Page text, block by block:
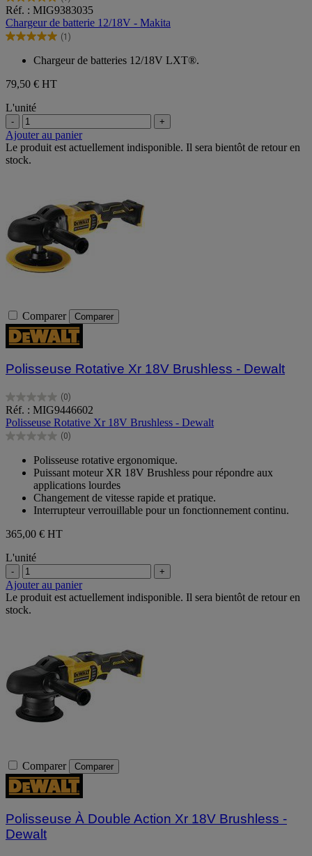
5.0
sur
5
étoiles.
avis
Réf. : MIG9383035
Chargeur de batterie 12/18V - Makita
(1)
5.0
étoiles.
avis
Chargeur de batteries 12/18V LXT®.
79,50 € HT
L'unité
- +
Ajouter au panier
Le produit est actuellement indisponible. Il sera bientôt de retour en
stock.
Comparer Comparer
Polisseuse Rotative Xr 18V Brushless - Dewalt
(0)
0.0
sur
5
étoiles.
Réf. : MIG9446602
Polisseuse Rotative Xr 18V Brushless - Dewalt
(0)
0.0
étoiles.
Polisseuse rotative ergonomique.
Puissant moteur XR 18V Brushless pour répondre aux
applications lourdes
Changement de vitesse rapide et pratique.
Interrupteur verrouillable pour un fonctionnement continu.
365,00 € HT
L'unité
- +
Ajouter au panier
Le produit est actuellement indisponible. Il sera bientôt de retour en
stock.
Comparer Comparer
Polisseuse À Double Action Xr 18V Brushless -
Dewalt